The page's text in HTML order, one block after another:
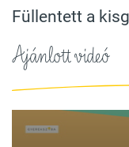
Füllentett a
Ajánlott videó